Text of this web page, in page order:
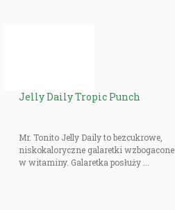
Jelly Daily Tropic Punch
Mr. Tonito Jelly Daily to bezcukrowe,
niskokaloryczne galaretki wzbogacone
w witaminy. Galaretka posłuży ...